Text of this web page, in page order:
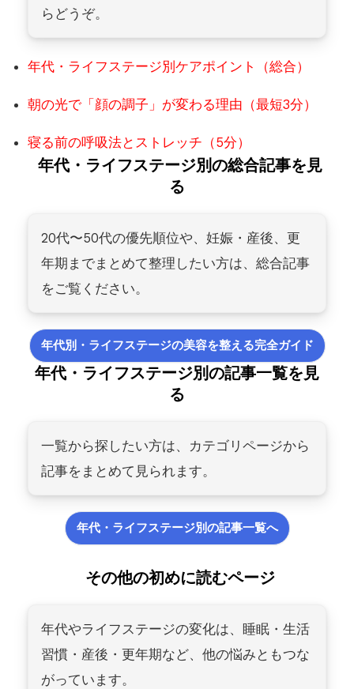
らどうぞ。
年代・ライフステージ別ケアポイント（総合）
朝の光で「顔の調子」が変わる理由（最短3分）
寝る前の呼吸法とストレッチ（5分）
年代・ライフステージ別の総合記事を見
る
20代〜50代の優先順位や、妊娠・産後、更
年期までまとめて整理したい方は、総合記事
をご覧ください。
年代別・ライフステージの美容を整える完全ガイド
年代・ライフステージ別の記事一覧を見
る
一覧から探したい方は、カテゴリページから
記事をまとめて見られます。
年代・ライフステージ別の記事一覧へ
その他の初めに読むページ
年代やライフステージの変化は、睡眠・生活
習慣・産後・更年期など、他の悩みともつな
がっています。